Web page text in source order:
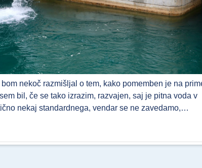
nekoč razmišljal o tem, kako pomemben je na
bil, če se tako izrazim, razvajen, saj je pitna voda v
nekaj standardnega, vendar se ne zavedamo,…